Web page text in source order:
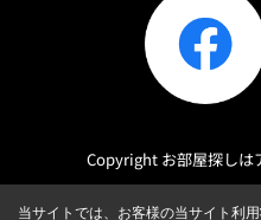
Copyright お部屋探しは
当サイトでは、お客様の当サイト利